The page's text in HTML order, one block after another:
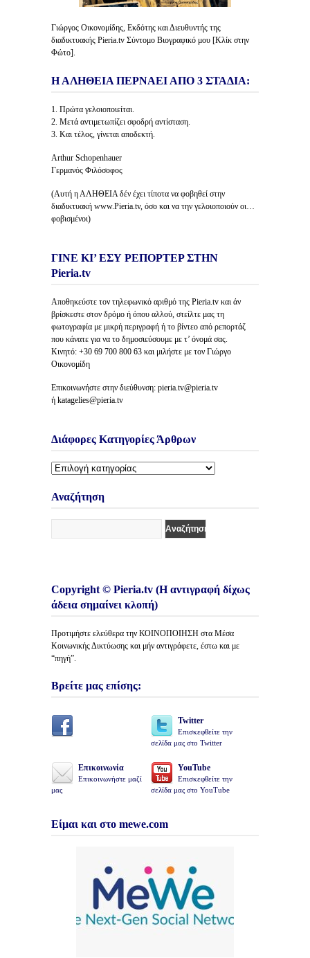
Γιώργος Οικονομίδης, Εκδότης και Διευθυντής της
διαδικτυακής Pieria.tv Σύντομο Βιογραφικό μου [Κλίκ στην
Φώτο].
Η ΑΛΗΘΕΙΑ ΠΕΡΝΑΕΙ ΑΠΟ 3 ΣΤΑΔΙΑ:
1. Πρώτα γελοιοποιείται.
2. Μετά αντιμετωπίζει σφοδρή αντίσταση.
3. Και τέλος, γίνεται αποδεκτή.
Arthur Schopenhauer
Γερμανός Φιλόσοφος
(Αυτή η ΑΛΗΘΕΙΑ δέν έχει τίποτα να φοβηθεί στην
διαδικτυακή www.Pieria.tv, όσο και να την γελοιοποιούν οι…
φοβισμένοι)
ΓΙΝΕ ΚΙ’ ΕΣΥ ΡΕΠΟΡΤΕΡ ΣΤΗΝ
Pieria.tv
Αποθηκεύστε τον τηλεφωνικό αριθμό της Pieria.tv και άν
βρίσκεστε στον δρόμο ή όπου αλλού, στείλτε μας τη
φωτογραφία με μικρή περιγραφή ή το βίντεο από ρεπορτάζ
που κάνατε για να το δημοσιεύσουμε με τ’ όνομά σας.
Κινητό: +30 69 700 800 63 και μιλήστε με τον Γιώργο
Οικονομίδη
Επικοινωνήστε στην διεύθυνση: pieria.tv@pieria.tv
ή katagelies@pieria.tv
Διάφορες Κατηγορίες Άρθρων
Διάφορες
Άρθρων
Αναζήτηση
Copyright © Pieria.tv (Η αντιγραφή δίχως
άδεια σημαίνει κλοπή)
Προτιμήστε ελεύθερα την ΚΟΙΝΟΠΟΙΗΣΗ στα Μέσα
Κοινωνικής Δικτύωσης και μήν αντιγράφετε, έστω και με
“πηγή”.
Βρείτε μας επίσης:
Twitter
Επισκεφθείτε την
σελίδα μας στο Twitter
Επικοινωνία
Επικοινωνήστε μαζί
μας
YouTube
Επισκεφθείτε την
σελίδα μας στο YouTube
Είμαι και στο mewe.com